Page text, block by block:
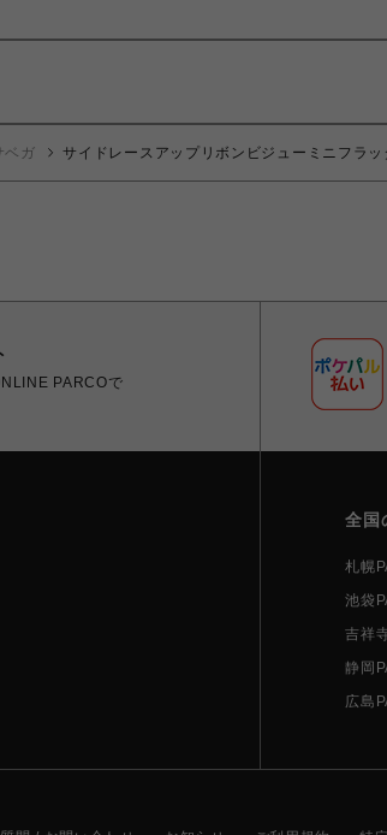
ベガ サイドレースアップリボンビジューミニフラッ
PARCOで
全国
札幌
池袋
吉祥
静岡
広島